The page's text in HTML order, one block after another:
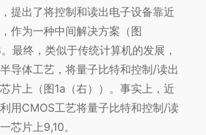
提出了将控制和读出电子设备靠近
作为一种中间解决方案（图
最终，类似于传统计算机的发展，
导体工艺，将量子比特和控制/读出
片上（图1a（右））。事实上，近
用CMOS工艺将量子比特和控制/读
芯片上9,10。